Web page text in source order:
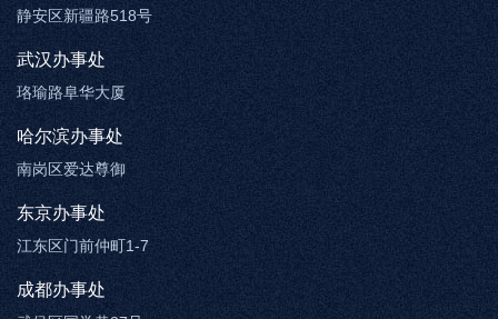
静安区新疆路518号
武汉办事处
珞瑜路阜华大厦
哈尔滨办事处
南岗区爱达尊御
东京办事处
江东区门前仲町1-7
成都办事处